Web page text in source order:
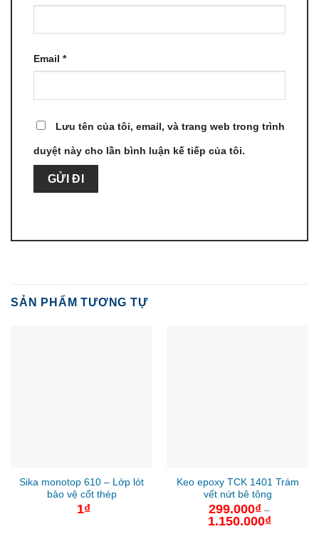
Email *
Lưu tên của tôi, email, và trang web trong trình
duyệt này cho lần bình luận kế tiếp của tôi.
SẢN PHẨM TƯƠNG TỰ
Sika monotop 610 – Lớp lót
bảo vệ cốt thép
1₫
Keo epoxy TCK 1401 Trám
vết nứt bê tông
299.000₫ –
1.150.000₫Khoảng